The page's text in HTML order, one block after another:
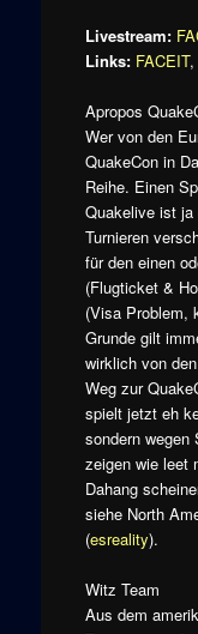
Livestream:
Links: FACEIT,
Apropos
Wer von den
QuakeCon in
Reihe. Einen
Quakelive ist ja
Turnieren
für den einen
(Flugticket &
(Visa Problem,
Grunde gilt
wirklich von
Weg zur
spielt jetzt eh
sondern wegen
zeigen wie leet
Dahang
siehe North
(esreality).
Witz Team
Aus dem